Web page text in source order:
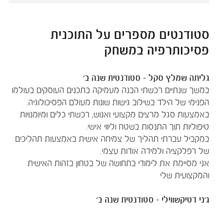
סטודנטים מספרים על התוכנית
פסיכותרפיה במשחק
גליתה שמלץ סקל - סטודנטית שנה ב'
במשך שנתיים רכשתי הבנה מעמיקה בתכנים העוסקים בעולמו
הפנימי של הילד בשילוב גישות שונות מעולם הפסיכולוגיה.
באמצעות סגל מרצים מקצועי ואנוש, רכשתי כלים ומיומנויות
טיפוליות תוך התנסות בשטח וליווי אישי.
במקביל עברתי תהליך של צמיחה אישית באמצעות תהליכים
של רפלקציה ולמידה אודות עצמי.
אני מסיימת את לימודי בתחושה של בטחון בזהות האישית
והמקצועית שלי
ג'ני דטיקשווילי - סטודנטית שנה ב'